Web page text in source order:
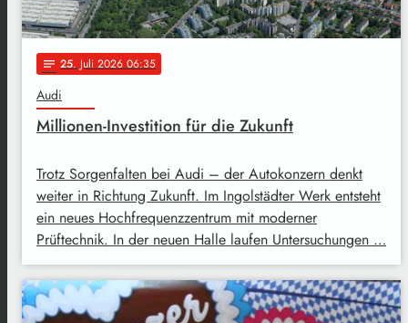
notes 25. Juli 2026 06:35
Audi
Millionen-Investition für die Zukunft
Trotz Sorgenfalten bei Audi – der Autokonzern denkt
weiter in Richtung Zukunft. Im Ingolstädter Werk entsteht
ein neues Hochfrequenzzentrum mit moderner
Prüftechnik. In der neuen Halle laufen Untersuchungen …